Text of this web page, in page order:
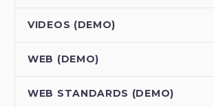
VIDEOS (DEMO)
WEB (DEMO)
WEB STANDARDS (DEMO)